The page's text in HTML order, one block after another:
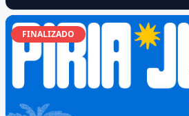
FINALIZADO